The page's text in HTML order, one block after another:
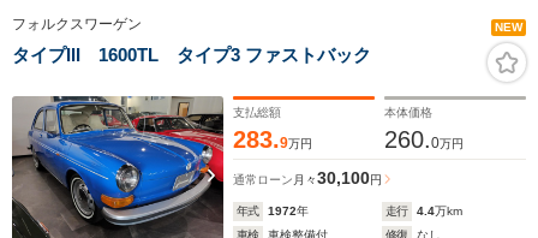
フォルクスワーゲン NEW
タイプIII 1600TL タイプ3 ファストバック
支払総額
283.9万円
本体価格
260.0万円
通常ローン 月々30,100円
年式 1972年 走行 4.4万km